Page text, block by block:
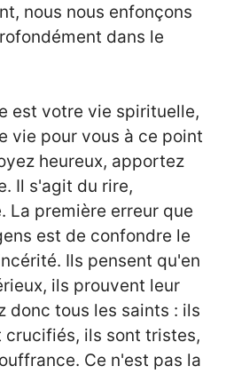
nous nous enfonçons
dans le
est votre vie spirituelle,
vie pour vous à ce point
heureux, apportez
Il s'agit du rire,
La première erreur que
est de confondre le
Ils pensent qu'en
ils prouvent leur
donc tous les saints : ils
crucifiés, ils sont tristes,
Ce n'est pas la